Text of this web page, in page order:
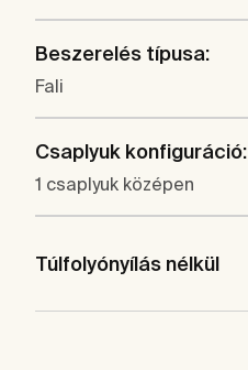
Beszerelés típusa:
Fali
Csaplyuk konfiguráció:
1 csaplyuk középen
Túlfolyónyílás nélkül